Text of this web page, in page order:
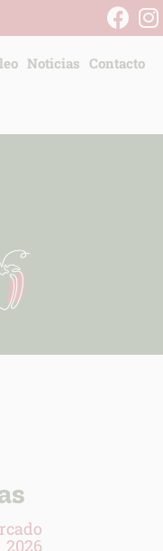
Noticias Contacto